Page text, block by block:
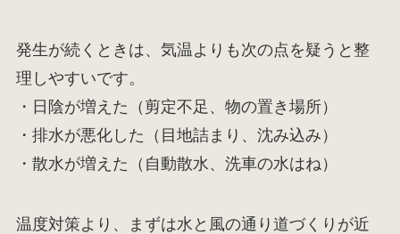
発生が続くときは、気温よりも次の点を疑うと整
理しやすいです。
・日陰が増えた（剪定不足、物の置き場所）
・排水が悪化した（目地詰まり、沈み込み）
・散水が増えた（自動散水、洗車の水はね）
温度対策より、まずは水と風の通り道づくりが近